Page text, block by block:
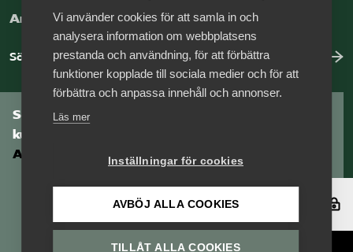
Arbeta hos Vårdföretagarna?
Sök jobb hos oss
Som medlem har du tillgång till vår digitala
kunskapsbank
Arbetsgivarguiden
Logga in
Vi använder cookies för att samla in och
analysera information om webbplatsens
prestanda och användning, för att förbättra
funktioner kopplade till sociala medier och för att
förbättra och anpassa innehåll och annonser.
Läs mer
Inställningar för cookies
AVBÖJ ALLA COOKIES
TILLÅT ALLA COOKIES